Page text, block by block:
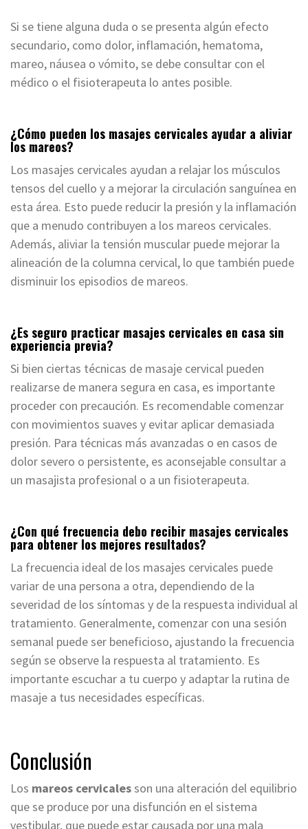
Si se tiene alguna duda o se presenta algún efecto
secundario, como dolor, inflamación, hematoma,
mareo, náusea o vómito, se debe consultar con el
médico o el fisioterapeuta lo antes posible.
¿Cómo pueden los masajes cervicales ayudar a aliviar
los mareos?
Los masajes cervicales ayudan a relajar los músculos
tensos del cuello y a mejorar la circulación sanguínea en
esta área. Esto puede reducir la presión y la inflamación
que a menudo contribuyen a los mareos cervicales.
Además, aliviar la tensión muscular puede mejorar la
alineación de la columna cervical, lo que también puede
disminuir los episodios de mareos.
¿Es seguro practicar masajes cervicales en casa sin
experiencia previa?
Si bien ciertas técnicas de masaje cervical pueden
realizarse de manera segura en casa, es importante
proceder con precaución. Es recomendable comenzar
con movimientos suaves y evitar aplicar demasiada
presión. Para técnicas más avanzadas o en casos de
dolor severo o persistente, es aconsejable consultar a
un masajista profesional o a un fisioterapeuta.
¿Con qué frecuencia debo recibir masajes cervicales
para obtener los mejores resultados?
La frecuencia ideal de los masajes cervicales puede
variar de una persona a otra, dependiendo de la
severidad de los síntomas y de la respuesta individual al
tratamiento. Generalmente, comenzar con una sesión
semanal puede ser beneficioso, ajustando la frecuencia
según se observe la respuesta al tratamiento. Es
importante escuchar a tu cuerpo y adaptar la rutina de
masaje a tus necesidades específicas.
Conclusión
Los mareos cervicalesson una alteración del equilibrio
que se produce por una disfunción en el sistema
vestibular, que puede estar causada por una mala